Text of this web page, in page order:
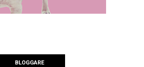
BLOGGARE